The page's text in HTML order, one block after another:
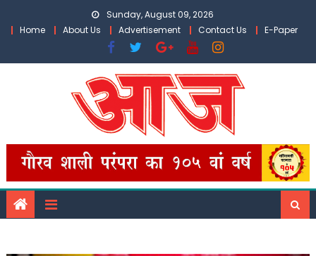
Sunday, August 09, 2026
Home
About Us Advertisement Contact Us E-Paper